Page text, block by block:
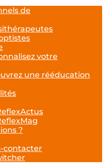
de
votre
une rééducation
?
contacter